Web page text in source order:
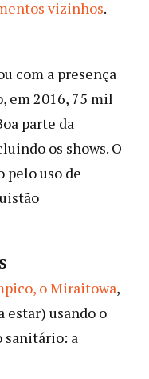
vizinhos.
com a presença
em 2016, 75 mil
parte da
os shows. O
pelo uso de
o Miraitowa,
estar) usando o
sanitário: a